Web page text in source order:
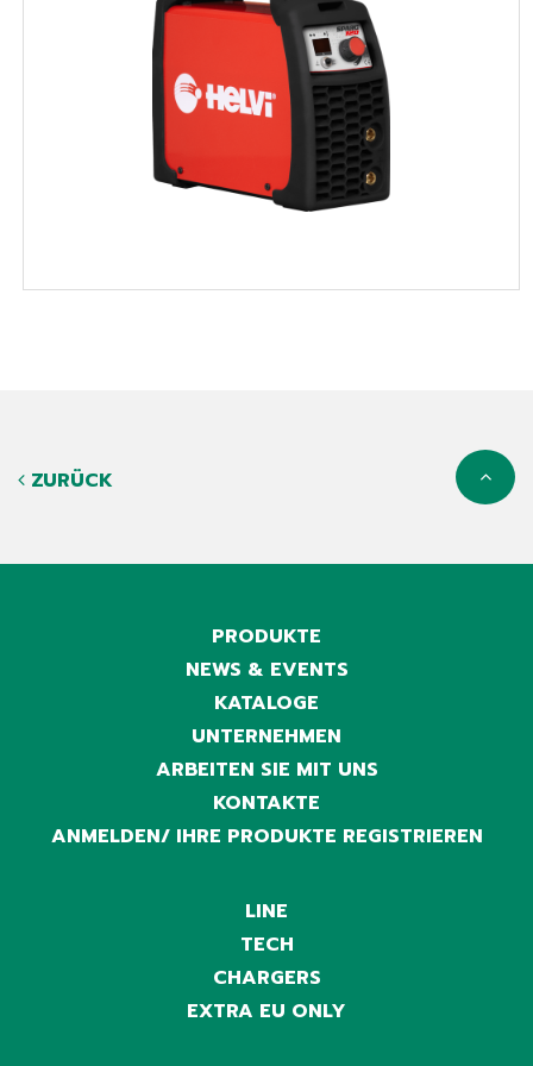
ZURÜCK
PRODUKTE
NEWS & EVENTS
KATALOGE
UNTERNEHMEN
ARBEITEN SIE MIT UNS
KONTAKTE
ANMELDEN/ IHRE PRODUKTE REGISTRIEREN
LINE
TECH
CHARGERS
EXTRA EU ONLY